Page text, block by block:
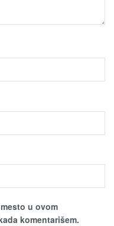
u ovom
komentarišem.